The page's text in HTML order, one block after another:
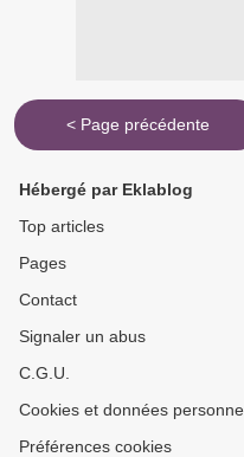
< Page précédente
Hébergé par Eklablog
Top articles
Pages
Contact
Signaler un abus
C.G.U.
Cookies et données
Préférences cookies